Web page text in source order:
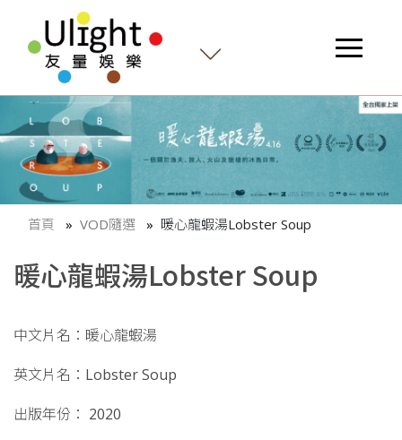
首頁 VOD隨選 暖心龍蝦湯Lobster Soup
暖心龍蝦湯Lobster Soup
中文片名：暖心龍蝦湯
英文片名：Lobster Soup
出版年份： 2020